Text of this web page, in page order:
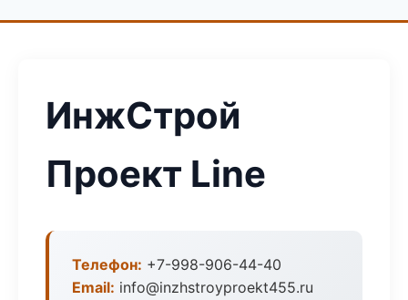
ИнжСтрой
Проект Line
Телефон: +7-998-906-44-40
Email: info@inzhstroyproekt455.ru